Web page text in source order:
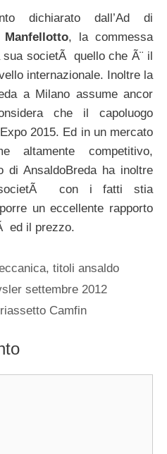
dichiarato dall’Ad di
Manfellotto, la commessa
societÃ quello che Ã¨ il
internazionale. Inoltre la
a Milano assume ancor
che il capoluogo
2015. Ed in un mercato
altamente competitivo,
di AnsaldoBreda ha inoltre
societÃ con i fatti stia
un eccellente rapporto
ed il prezzo.
,titoli ansaldo
settembre 2012
Camfin